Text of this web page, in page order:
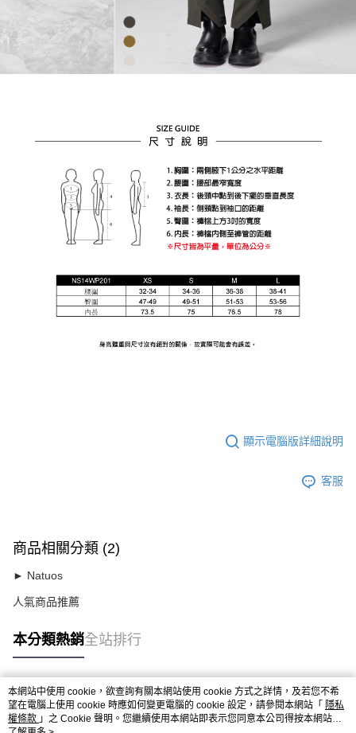
顯示電腦版詳細說明
客服
商品相關分類 (2)
► Natuos
人氣商品推薦
本分類熱銷全站排行
熱門標籤
本網站中使用 cookie，欲查詢有關本網站使用 cookie 方式之詳情，及若您不希
望在電腦上使用 cookie 時應如何變更電腦的 cookie 設定，請參閱本網站「 隱私
權條款 」之 Cookie 聲明。您繼續使用本網站即表示您同意本公司得按本網站使